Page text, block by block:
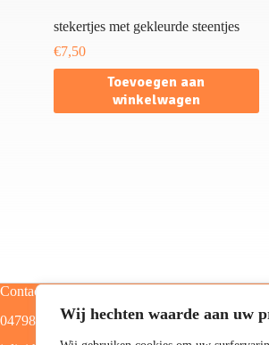
Wij hechten waarde aan uw
stekertjes met gekleurde steentjes
€7,50
Toevoegen aan
winkelwagen
Contact
0479805129